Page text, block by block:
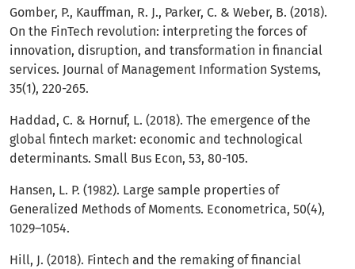
Gomber, P., Kauffman, R. J., Parker, C. & Weber, B. (2018).
On the FinTech revolution: interpreting the forces of
innovation, disruption, and transformation in financial
services. Journal of Management Information Systems,
35(1), 220-265.
Haddad, C. & Hornuf, L. (2018). The emergence of the
global fintech market: economic and technological
determinants. Small Bus Econ, 53, 80-105.
Hansen, L. P. (1982). Large sample properties of
Generalized Methods of Moments. Econometrica, 50(4),
1029–1054.
Hill, J. (2018). Fintech and the remaking of financial